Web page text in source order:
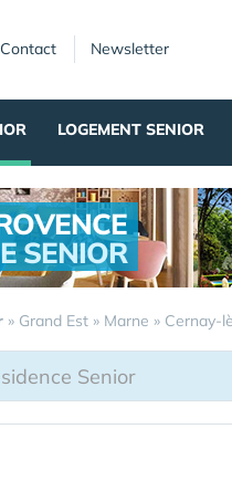
Contact Newsletter
LOGEMENT SENIOR
SENIOR
» Grand Est » Marne » Cernay-